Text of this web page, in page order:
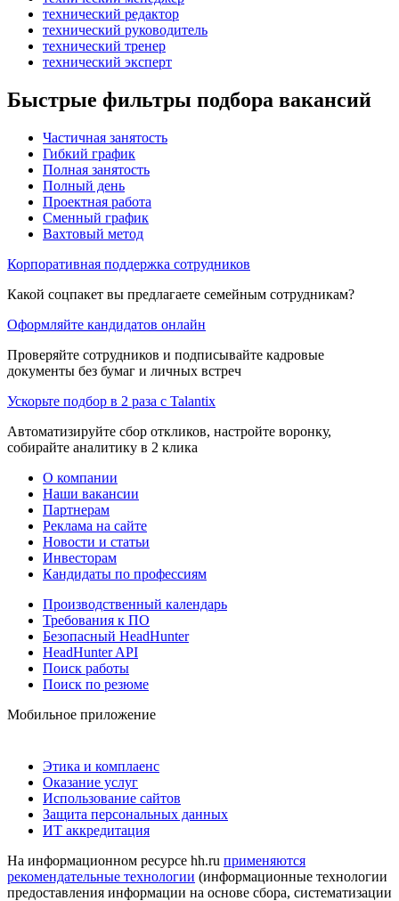
технический редактор
технический руководитель
технический тренер
технический эксперт
Быстрые фильтры подбора вакансий
Частичная занятость
Гибкий график
Полная занятость
Полный день
Проектная работа
Сменный график
Вахтовый метод
Корпоративная поддержка сотрудников
Какой соцпакет вы предлагаете семейным сотрудникам?
Оформляйте кандидатов онлайн
Проверяйте сотрудников и подписывайте кадровые
документы без бумаг и личных встреч
Ускорьте подбор в 2 раза с Talantix
Автоматизируйте сбор откликов, настройте воронку,
собирайте аналитику в 2 клика
О компании
Наши вакансии
Партнерам
Реклама на сайте
Новости и статьи
Инвесторам
Кандидаты по профессиям
Производственный календарь
Требования к ПО
Безопасный HeadHunter
HeadHunter API
Поиск работы
Поиск по резюме
Мобильное приложение
Этика и комплаенс
Оказание услуг
Использование сайтов
Защита персональных данных
ИТ аккредитация
На информационном ресурсе hh.ru применяются
рекомендательные технологии (информационные технологии
предоставления информации на основе сбора, систематизации